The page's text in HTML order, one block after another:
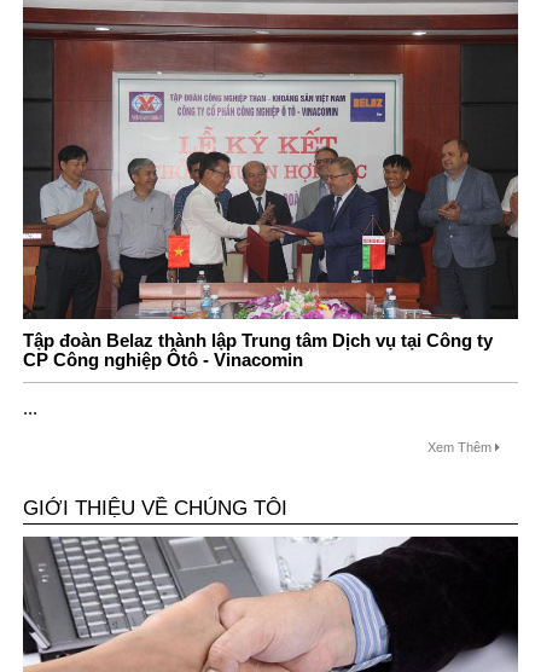
Tập đoàn Belaz thành lập Trung tâm Dịch vụ tại Công ty
CP Công nghiệp Ôtô - Vinacomin
...
Xem Thêm
GIỚI THIỆU VỀ CHÚNG TÔI